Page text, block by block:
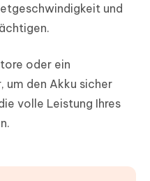
und
oder ein
den Akku sicher
volle Leistung Ihres